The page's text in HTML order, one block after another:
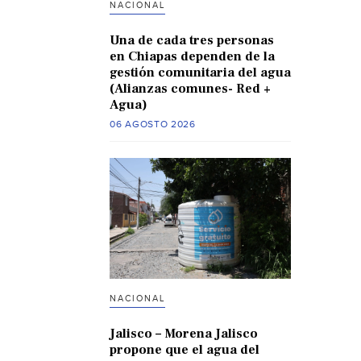
NACIONAL
Una de cada tres personas
en Chiapas dependen de la
gestión comunitaria del agua
(Alianzas comunes- Red +
Agua)
06 AGOSTO 2026
NACIONAL
Jalisco – Morena Jalisco
propone que el agua del